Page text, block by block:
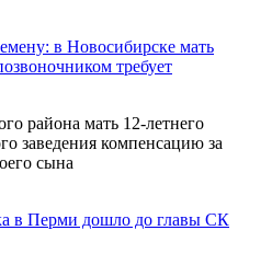
в Новосибирске мать
требует
района мать 12-летнего
заведения компенсацию за
сына
в Перми дошло до главы СК